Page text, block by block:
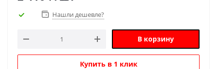
Нашли дешевле?
В корзину
Купить в 1 клик